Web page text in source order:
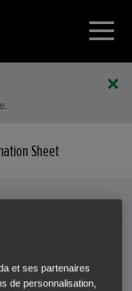
Sheet
DÉTAIL
et ses partenaires
de personnalisation,